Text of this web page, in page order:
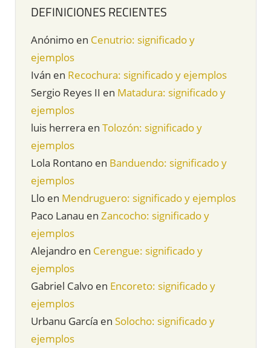
DEFINICIONES RECIENTES
Anónimo en Cenutrio: significado y
ejemplos
Iván en Recochura: significado y ejemplos
Sergio Reyes II en Matadura: significado y
ejemplos
luis herrera en Tolozón: significado y
ejemplos
Lola Rontano en Banduendo: significado y
ejemplos
Llo en Mendruguero: significado y ejemplos
Paco Lanau en Zancocho: significado y
ejemplos
Alejandro en Cerengue: significado y
ejemplos
Gabriel Calvo en Encoreto: significado y
ejemplos
Urbanu García en Solocho: significado y
ejemplos